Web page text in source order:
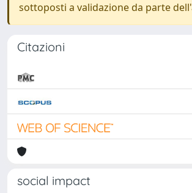
sottoposti a validazione da parte
Citazioni
social impact